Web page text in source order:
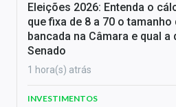
Eleições 2026: Entenda o
que fixa de 8 a 70 o tamanho
bancada na Câmara e qual
Senado
1 hora(s) atrás
INVESTIMENTOS